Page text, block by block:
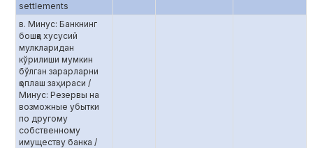
settlements
в. Минус: Банкнинг
бошқа хусусий
мулкларидан
кўрилиши мумкин
бўлган зарарларни
қоплаш заҳираси /
Минус: Резервы на
возможные убытки
по другому
собственному
имуществу банка /